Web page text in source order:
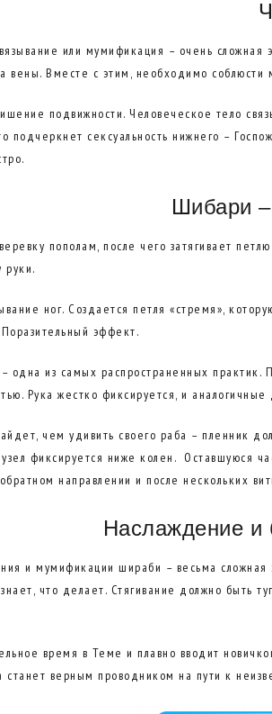
или мумификация – очень
вены. Вместе с этим, необходимо
подвижности. Человеческое тело
подчеркнет сексуальность нижнего –
Шибари –
пополам, после чего затягивает
ног. Создается петля «стремя»,
эффект.
одна из самых распространенных
Рука жестко фиксируется, и
чем удивить своего раба – пленник
фиксируется ниже колен. Оставшуюся
направлении и после нескольких
Наслаждение и
и мумификации шираби – весьма
что делает. Стягивание должно быть
время в Теме и плавно вводит
станет верным проводником на пути к